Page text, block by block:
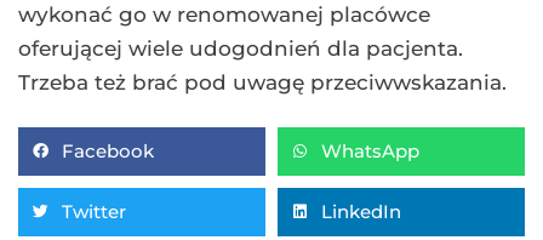
wykonać go w renomowanej placówce
oferującej wiele udogodnień dla pacjenta.
Trzeba też brać pod uwagę przeciwwskazania.
Facebook WhatsApp
Twitter LinkedIn